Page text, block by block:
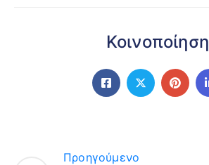
Κοινοποίηση
Προηγούμενο